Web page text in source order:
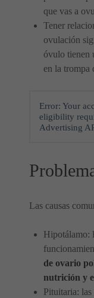
que vas a
Tener
ovulación
óvulo tienen
en la trompa
Error: Your
eligibility
Advertising
Las causas
Hipotálamo:
de ovario
nutrición y
Pituitaria: